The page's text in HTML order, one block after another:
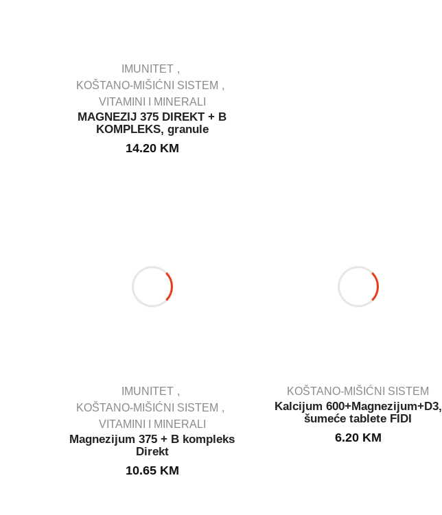
IN STOCK
IMUNITET
KOŠTANO-MIŠIĆNI SISTEM
VITAMINI I MINERALI
MAGNEZIJ 375 DIREKT + B
KOMPLEKS, granule
14.20 KM
IN STOCK
IMUNITET
KOŠTANO-MIŠIĆNI SISTEM
VITAMINI I MINERALI
Magnezijum 375 + B kompleks
Direkt
10.65 KM
IN STOCK
KOŠTANO-MIŠIĆNI SISTEM
Kalcijum 600+Magnezijum+D3,
šumeće tablete FIDI
6.20 KM